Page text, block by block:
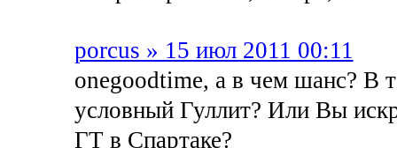
porcus » 15 июл 2011 00:11
onegoodtime, а в чем шанс? В
условный Гуллит? Или Вы
ГТ в Спартаке?